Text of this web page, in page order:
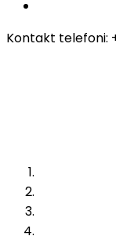
Kontakt telefoni: